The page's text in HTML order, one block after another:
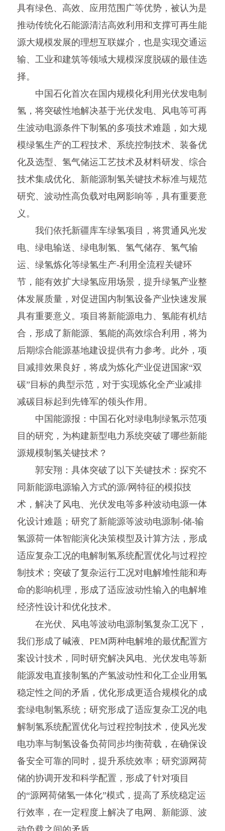
具有绿色、高效、应用范围广等优势，被认为是
推动传统化石能源清洁高效利用和支撑可再生能
源大规模发展的理想互联媒介，也是实现交通运
输、工业和建筑等领域大规模深度脱碳的最佳选
择。
中国石化首次在国内规模化利用光伏发电制
氢，将突破性地解决基于光伏发电、风电等可再
生波动电源条件下制氢的多项技术难题，如大规
模绿氢生产的工程技术、系统控制技术、装备优
化及选型、氢气储运工艺技术及材料研发、综合
技术集成优化、新能源制氢关键技术标准与规范
研究、波动性高负载对电网影响等，具有重要意
义。
我们依托新疆库车绿氢项目，将贯通风光发
电、绿电输送、绿电制氢、氢气储存、氢气输
运、绿氢炼化等绿氢生产-利用全流程关键环
节，能有效扩大绿氢应用场景，提升绿氢产业整
体发展质量，对促进国内制氢设备产业快速发展
具有重要意义。项目将新能源电力、氢能有机结
合，形成了新能源、氢能的高效综合利用，将为
后期综合能源基地建设提供有力参考。此外，项
目减排效果良好，将成为炼化产业促进国家“双
碳”目标的典型示范，对于实现炼化全产业减排
减碳目标起到先锋军的领头作用。
中国能源报：中国石化对绿电制绿氢示范项
目的研究，为构建新型电力系统突破了哪些新能
源规模制氢关键技术？
郭安翔：具体突破了以下关键技术：探究不
同新能源电源输入方式的源/网特征的模拟技
术，解决了风电、光伏发电等多种波动电源一体
化设计难题；研究了新能源等波动电源制-储-输
氢源荷一体智能演化决策模型及计算方法，形成
适应复杂工况的电解制氢系统配置优化与过程控
制技术；突破了复杂运行工况对电解堆性能和寿
命的影响机理，形成了适应波动性输入的电解堆
经济性设计和优化技术。
在光伏、风电等波动电源制氢复杂工况下，
我们形成了碱液、PEM两种电解堆的最优配置方
案设计技术，同时研究解决风电、光伏发电等新
能源发电直接制氢的产氢波动性和化工企业用氢
稳定性之间的矛盾，优化形成更适合规模化的成
套绿电制氢系统；研究形成了适应复杂工况的电
解制氢系统配置优化与过程控制技术，使风光发
电功率与制氢设备负荷同步均衡荷载，在确保设
备安全可靠的同时，提升系统效率；研究源网荷
储的协调开发和科学配置，形成了针对项目
的“源网荷储氢一体化”模式，提高了系统稳定运
行效率，在一定程度上解决了电网、新能源、波